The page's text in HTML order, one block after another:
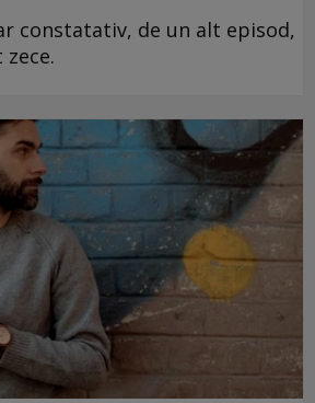
constatativ, de un alt episod,